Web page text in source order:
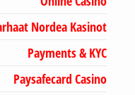
Parhaat Nordea Kasinot
Payments & KYC
Paysafecard Casino